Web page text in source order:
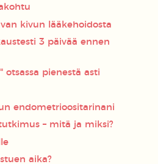
kivun lääkehoidosta
3 päivää ennen
otsassa pienestä asti
endometrioositarinani
– mitä ja miksi?
aika?